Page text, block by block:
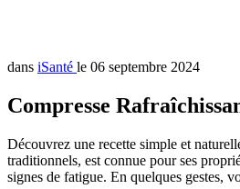
dans iSanté le 06 septembre 2024
Compresse
Découvrez une recette simple et
traditionnels, est connue pour ses
signes de fatigue. En quelques gestes,